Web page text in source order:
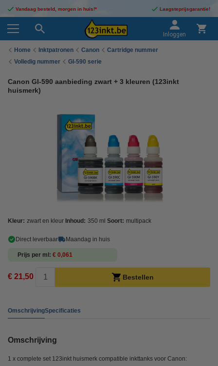
Vandaag besteld, morgen in huis!* Laagsteprijsgarantie!
Inloggen
Home Inktpatronen Canon
Cartridge nummer
Volledig nummer
GI-590 serie
Canon GI-590 aanbieding zwart + 3 kleuren (123inkt
huismerk)
Kleur: zwart en kleur Inhoud: 350 ml Soort: multipack
Direct leverbaar Maandag in huis
Prijs per ml € 0,061
€ 21,50 Bestellen
OmschrijvingSpecificaties
Omschrijving
1 x complete set 123inkt huismerk compatible inkttanks voor Canon: